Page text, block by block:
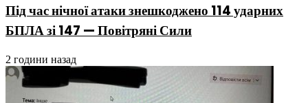
Під час нічної атаки знешкоджено 114 ударних
БПЛА зі 147 — Повітряні Сили
2 години назад